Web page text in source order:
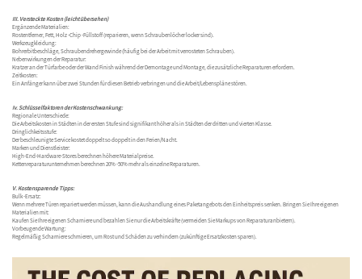
III. Versteckte Kosten (leicht übersehen)
Ergänzende Materialien:
Rostentferner, Fett, Holz -Chip -Füllstoff (reparieren, wenn Schraubenlöcher locker sind).
Werkzeugkleidung:
Bohrerbitbeschläge, Schraubendrehergewinde (häufig bei der Arbeit mit verrosteten Schrauben).
Nebenwirkungen der Reparatur:
Kratzer an der Türfarbe oder der Wand Finish während der Demontage und Montage, die zusätzliche Reparaturen erfordern.
Zeitkosten:
Ein Anfänger kann über zwei Stunden für diesen Betrieb verbringen und die Arbeit/Lebenspläne stören.
Iv. Schlüsselfaktoren der Kostenschwankung:
Regionale Unterschiede:
Die Arbeitskosten in Städten in der ersten Stufe sind signifikant höher als in Städten der dritten und vierten Klasse.
Dringlichkeitsstufe:
Der beschleunigte Service kostet doppelt so doppelt in den Ferien/Nacht.
Marken und Dienstleister:
High-End-Hardware-Stores berechnen höhere Materialpreise.
Kettenreparaturunternehmen berechnen 20% -50% mehr als einzelne Reparaturen.
V. Kostensparende Tipps:
Bulk -Ersatz:
Wenn mehrere Türen repariert werden müssen, kann die Aushandlung eines Paketangebots den Einheitspreis senken. Bringen Sie Ihre eigenen
Materialien mit:
Kaufen Sie Ihre eigenen Scharniere und bezahlen Sie nur die Arbeitskräfte (vermeiden Sie Markups von Reparaturanbietern).
Vorbeugende Wartung:
Regelmäßig Scharniere schmieren, um Rost und Schäden zu verhindern (zukünftige Ersatzkosten sparen).